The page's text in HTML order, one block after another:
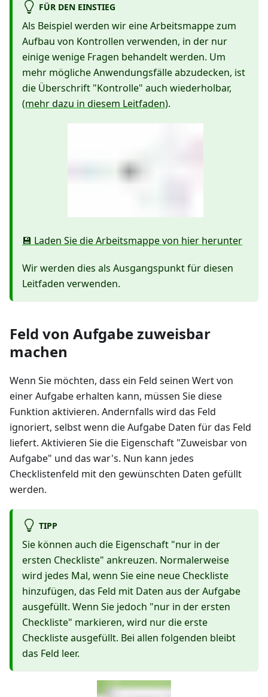
FÜR DEN EINSTIEG
Als Beispiel werden wir eine Arbeitsmappe zum
Aufbau von Kontrollen verwenden, in der nur
einige wenige Fragen behandelt werden. Um
mehr mögliche Anwendungsfälle abzudecken, ist
die Überschrift "Kontrolle" auch wiederholbar,
(mehr dazu in diesem Leitfaden).
💾 Laden Sie die Arbeitsmappe von hier herunter
Wir werden dies als Ausgangspunkt für diesen
Leitfaden verwenden.
Feld von Aufgabe zuweisbar
machen
Wenn Sie möchten, dass ein Feld seinen Wert von
einer Aufgabe erhalten kann, müssen Sie diese
Funktion aktivieren. Andernfalls wird das Feld
ignoriert, selbst wenn die Aufgabe Daten für das Feld
liefert. Aktivieren Sie die Eigenschaft "Zuweisbar von
Aufgabe" und das war's. Nun kann jedes
Checklistenfeld mit den gewünschten Daten gefüllt
werden.
TIPP
Sie können auch die Eigenschaft "nur in der
ersten Checkliste" ankreuzen. Normalerweise
wird jedes Mal, wenn Sie eine neue Checkliste
hinzufügen, das Feld mit Daten aus der Aufgabe
ausgefüllt. Wenn Sie jedoch "nur in der ersten
Checkliste" markieren, wird nur die erste
Checkliste ausgefüllt. Bei allen folgenden bleibt
das Feld leer.